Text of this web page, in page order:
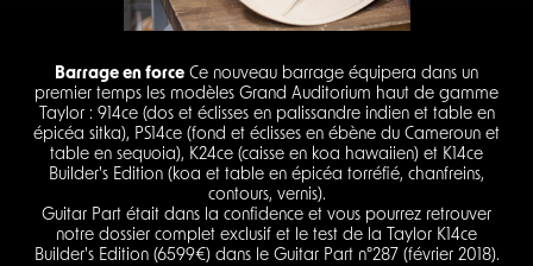
Barrage en force Ce nouveau barrage équipera dans un
premier temps les modèles Grand Auditorium haut de gamme
Taylor : 914ce (dos et éclisses en palissandre indien et table en
épicéa sitka), PS14ce (fond et éclisses en ébène du Cameroun et
table en sequoia), K24ce (caisse en koa hawaiien) et K14ce
Builder's Edition (koa et table en épicéa torréfié, chanfreins,
contours, vernis).
Guitar Part était dans la confidence et vous pourrez retrouver
notre dossier complet exclusif et le test de la Taylor K14ce
Builder's Edition (6599€) dans le Guitar Part n°287 (février 2018).